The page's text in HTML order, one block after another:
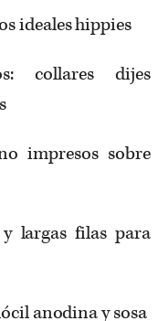
ideales hippies
collares dijes
impresos sobre
largas filas para
anodina y sosa